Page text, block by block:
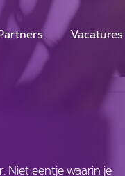
Vacatures
Niet eentje waarin je